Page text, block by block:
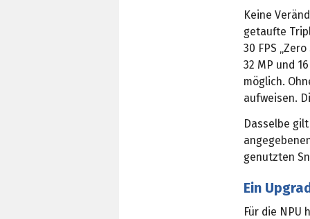
Keine
getaufte
30 FPS
32 MP und
möglich.
aufweisen.
Dasselbe
genutzten
Ein
Für die NPU